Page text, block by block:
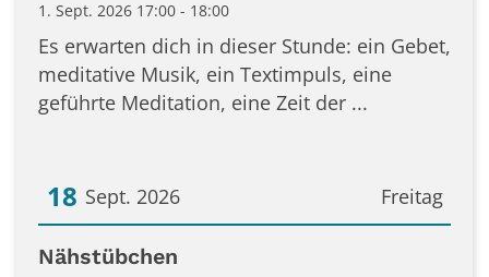
1. Sept. 2026 17:00 - 18:00
Es erwarten dich in dieser Stunde: ein Gebet,
meditative Musik, ein Textimpuls, eine
geführte Meditation, eine Zeit der ...
Freitag
18 Sept. 2026
Datum: 18. September 2026
Nähstübchen